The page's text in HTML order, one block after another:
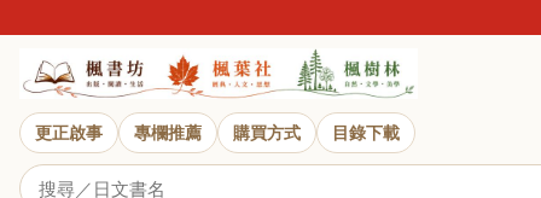
更正啟事 專欄推薦 購買方式 目錄下載